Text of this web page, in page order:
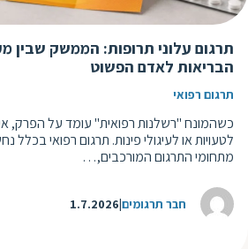
תרגום עלוני תרופות: הממשק שבין
הבריאות לאדם הפשוט
תרגום רפואי
כשהמונח "רשלנות רפואית" עומד על הפרק,
לטעויות או לעיגולי פינות. תרגום רפואי בכלל
מתחומי התרגום המורכבים,…
חבר תרגומים1.7.2026